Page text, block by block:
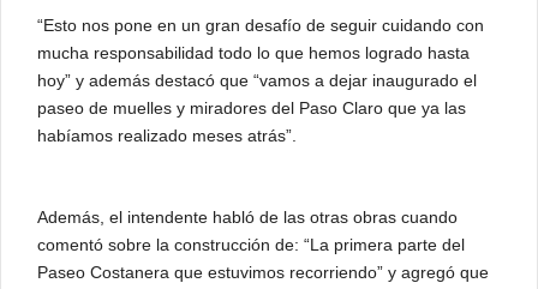
“Esto nos pone en un gran desafío de seguir cuidando con
mucha responsabilidad todo lo que hemos logrado hasta
hoy” y además destacó que “vamos a dejar inaugurado el
paseo de muelles y miradores del Paso Claro que ya las
habíamos realizado meses atrás”.
Además, el intendente habló de las otras obras cuando
comentó sobre la construcción de: “La primera parte del
Paseo Costanera que estuvimos recorriendo” y agregó que